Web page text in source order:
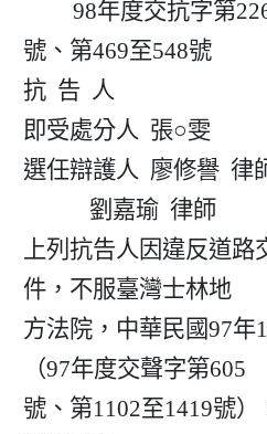
         98年度交抗字第226號、第230至467
號、第469至548號
抗  告  人
即受處分人  張○雯
選任辯護人  廖修譽  律
上列抗告人因違反道
件，不服臺灣士林地
方法院，中華民國97年
（97年度交聲字第605
號、第1102至1419號